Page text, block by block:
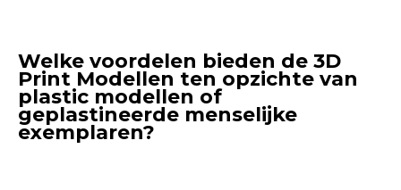
Welke voordelen bieden de 3D
Print Modellen ten opzichte van
plastic modellen of
geplastineerde menselijke
exemplaren?